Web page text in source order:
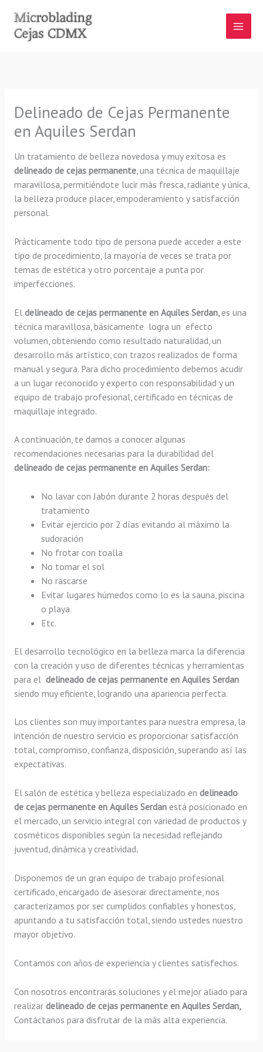
contenido
Delineado de Cejas Permanente
en Aquiles Serdan
Un tratamiento de belleza novedosa y muy exitosa es
delineado de cejas permanente, una técnica de maquillaje
maravillosa, permitiéndote lucir más fresca, radiante y única,
la belleza produce placer, empoderamiento y satisfacción
personal.
Prácticamente todo tipo de persona puede acceder a este
tipo de procedimiento, la mayoría de veces se trata por
temas de estética y otro porcentaje a punta por
imperfecciones.
El delineado de cejas permanente en Aquiles Serdan, es una
técnica maravillosa, básicamente logra un efecto
volumen, obteniendo como resultado naturalidad, un
desarrollo más artístico, con trazos realizados de forma
manual y segura. Para dicho procedimiento debemos acudir
a un lugar reconocido y experto con responsabilidad y un
equipo de trabajo profesional, certificado en técnicas de
maquillaje integrado.
A continuación, te damos a conocer algunas
recomendaciones necesarias para la durabilidad del
delineado de cejas permanente en Aquiles Serdan:
No lavar con Jabón durante 2 horas después del
tratamiento
Evitar ejercicio por 2 días evitando al máximo la
sudoración
No frotar con toalla
No tomar el sol
No rascarse
Evitar lugares húmedos como lo es la sauna, piscina
o playa.
Etc.
El desarrollo tecnológico en la belleza marca la diferencia
con la creación y uso de diferentes técnicas y herramientas
para el delineado de cejas permanente en Aquiles Serdan
siendo muy eficiente, logrando una apariencia perfecta.
Los clientes son muy importantes para nuestra empresa, la
intención de nuestro servicio es proporcionar satisfacción
total, compromiso, confianza, disposición, superando así las
expectativas.
El salón de estética y belleza especializado en delineado
de cejas permanente en Aquiles Serdanestá posicionado en
el mercado, un servicio integral con variedad de productos y
cosméticos disponibles según la necesidad reflejando
juventud, dinámica y creatividad.
Disponemos de un gran equipo de trabajo profesional
certificado, encargado de asesorar directamente, nos
caracterizamos por ser cumplidos confiables y honestos,
apuntando a tu satisfacción total, siendo ustedes nuestro
mayor objetivo.
Contamos con años de experiencia y clientes satisfechos.
Con nosotros encontrarás soluciones y el mejor aliado para
realizar delineado de cejas permanente en Aquiles Serdan,
Contáctanos para disfrutar de la más alta experiencia.